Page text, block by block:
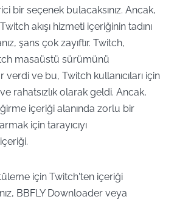
bir seçenek bulacaksınız. Ancak,
akışı hizmeti içeriğinin tadını
şans çok zayıftır. Twitch,
masaüstü sürümünü
ve bu, Twitch kullanıcıları için
rahatsızlık olarak geldi. Ancak,
içeriği alanında zorlu bir
için tarayıcıyı
için Twitch'ten içeriği
BBFLY Downloader veya